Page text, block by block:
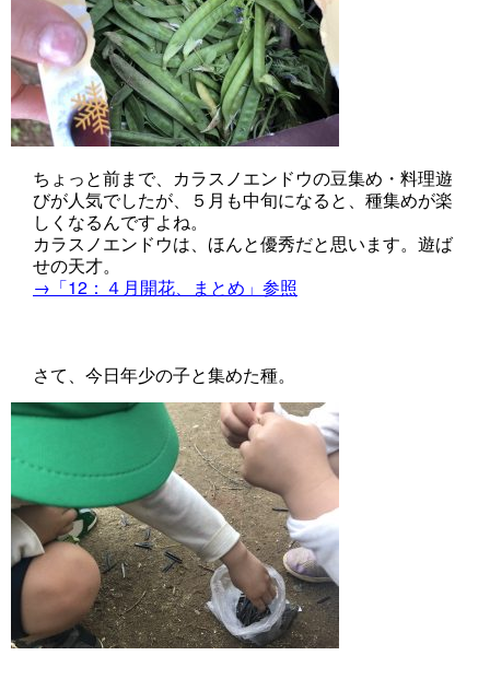
ちょっと前まで、カラスノエンドウの豆集め・料理遊
びが人気でしたが、５月も中旬になると、種集めが楽
しくなるんですよね。
カラスノエンドウは、ほんと優秀だと思います。遊ば
せの天才。
→「12：４月開花、まとめ」参照
さて、今日年少の子と集めた種。